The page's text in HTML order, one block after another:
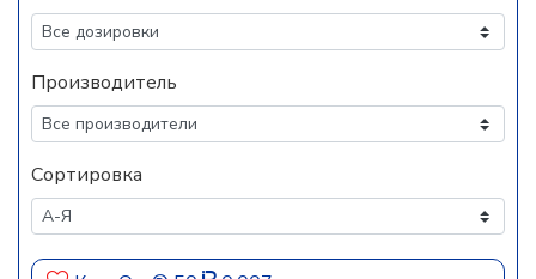
Производитель
Сортировка